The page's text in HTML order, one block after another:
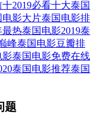
十2019必看十大泰国
电影大片泰国电影排
最热泰国电影2019泰
峰泰国电影豆瓣排
影泰国电影免费在线
泰国电影推荐泰国
题